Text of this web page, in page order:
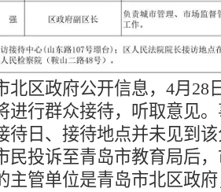
区政府公开信息，4月28
进行群众接待，听取意见
待日、接待地点并未见到
民投诉至青岛市教育局后
主管单位是青岛市北区政